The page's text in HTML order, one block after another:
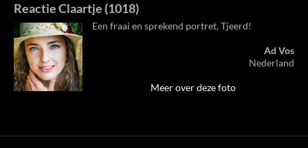
Reactie Claartje (1018)
Een fraai en sprekend portret, Tjeerd!
Ad Vos
Nederland
Meer over deze foto